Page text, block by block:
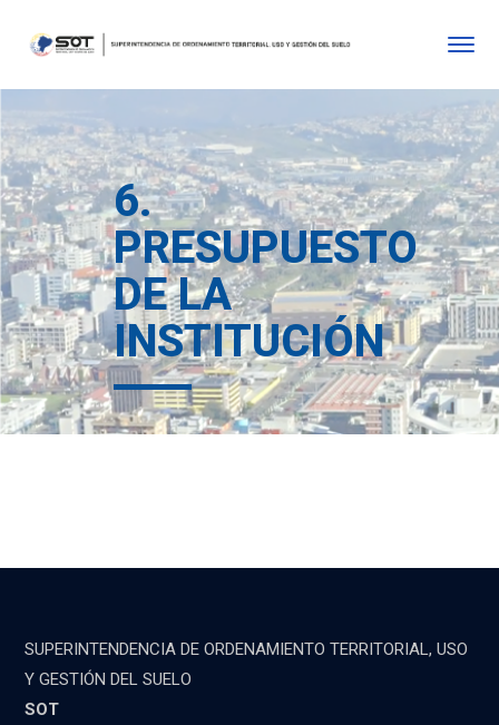
6.
PRESUPUESTO
DE LA
INSTITUCIÓN
SUPERINTENDENCIA DE ORDENAMIENTO TERRITORIAL, USO
Y GESTIÓN DEL SUELO
SOT